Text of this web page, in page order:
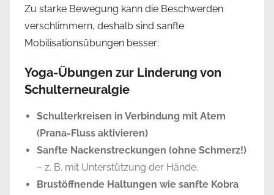
Zu starke Bewegung kann die Beschwerden
verschlimmern, deshalb sind sanfte
Mobilisationsübungen besser:
Yoga-Übungen zur Linderung von
Schulterneuralgie
Schulterkreisen in Verbindung mit Atem
(Prana-Fluss aktivieren)
Sanfte Nackenstreckungen (ohne Schmerz!)
– z. B. mit Unterstützung der Hände.
Brustöffnende Haltungen wie sanfte Kobra